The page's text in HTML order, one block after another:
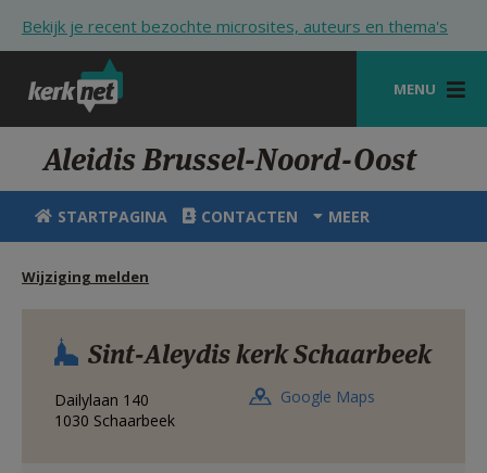
Bekijk je recent bezochte microsites, auteurs en thema's
MENU
STARTPAGINA
KERK
VIERINGEN
SHOP
STARTPAGINA PORTAAL
Aleidis Brussel-Noord-Oost
STARTPAGINA CONTACTEN MEER
Wijziging melden
Sint-Aleydis kerk Schaarbeek
Dailylaan 140
1030 Schaarbeek
Google Maps